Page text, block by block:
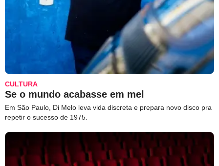
CULTURA
Se o mundo acabasse em mel
Em São Paulo, Di Melo leva vida discreta e prepara novo disco pra
repetir o sucesso de 1975.